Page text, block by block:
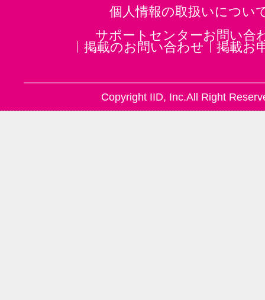
野田駅(JR)(3)
野江駅(2)
近鉄
花田口駅(2)
個人情報の取扱いについ
サポートセンターお問い合
掲載のお問い合わせ
掲載お
Copyright IID, Inc.All Right